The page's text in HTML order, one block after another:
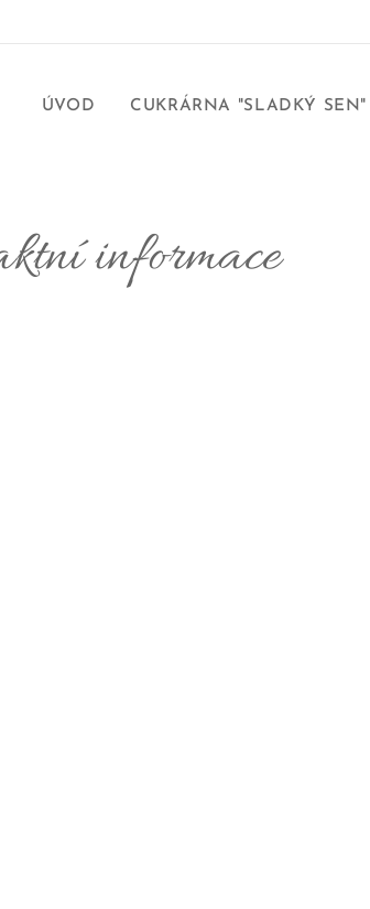
ÚVOD CUKRÁRNA "SLADKÝ SEN"
informace